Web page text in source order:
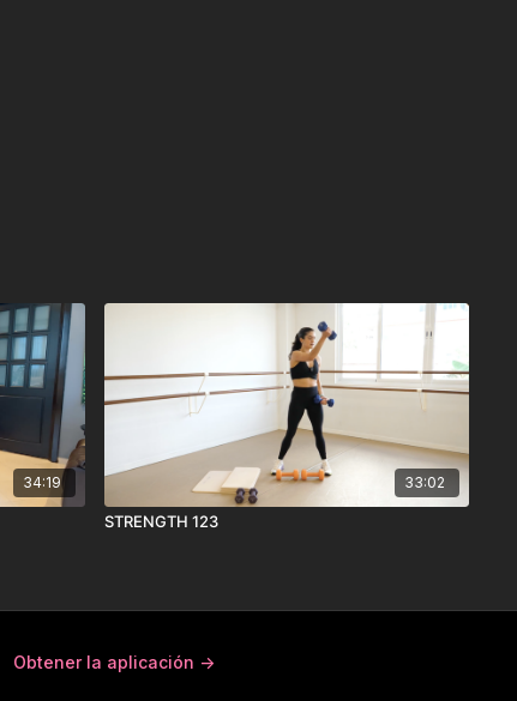
34:19 33:02
STRENGTH 123
Obtener la aplicación ->